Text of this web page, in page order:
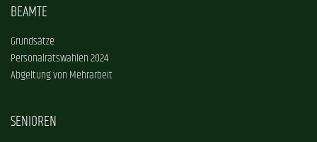
BEAMTE
Grundsätze
Personalratswahlen 2024
Abgeltung von Mehrarbeit
SENIOREN